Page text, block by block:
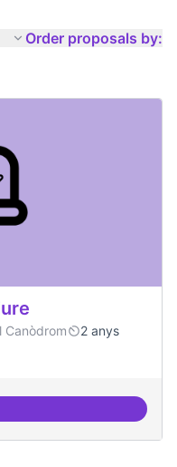
Order proposals by:
Canòdrom
2 anys
i programari lliure